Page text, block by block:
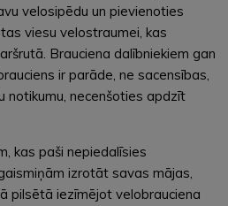
velosipēdu un pievienoties
viesu velostraumei, kas
Brauciena dalībniekiem gan
ir parāde, ne sacensības,
necenšoties apdzīt
kas paši nepiedalīsies
izrotāt savas mājas,
pilsētā iezīmējot velobrauciena